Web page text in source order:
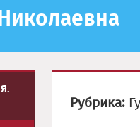
Рубрика: